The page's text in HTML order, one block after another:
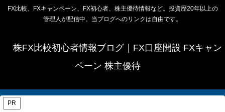
FX比較、FXキャンペーン、FX初心者、株主優待情報など。投資歴20年以上の
管理人が配信中。当ブログへのリンクは自由です。
株FX比較初心者情報ブログ｜FX口座開設 FXキャン
ペーン 株主優待
PR